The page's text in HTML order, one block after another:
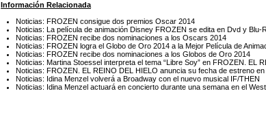
Información Relacionada
Noticias: FROZEN consigue dos premios Oscar 2014
Noticias: La película de animación Disney FROZEN se edita en Dvd y Blu-
Noticias: FROZEN recibe dos nominaciones a los Oscars 2014
Noticias: FROZEN logra el Globo de Oro 2014 a la Mejor Película de
Noticias: FROZEN recibe dos nominaciones a los Globos de Oro 2014
Noticias: Martina Stoessel interpreta el tema “Libre Soy” en FROZEN. EL
Noticias: FROZEN. EL REINO DEL HIELO anuncia su fecha de estreno
Noticias: Idina Menzel volverá a Broadway con el nuevo musical IF/THEN
Noticias: Idina Menzel actuará en concierto durante una semana en el